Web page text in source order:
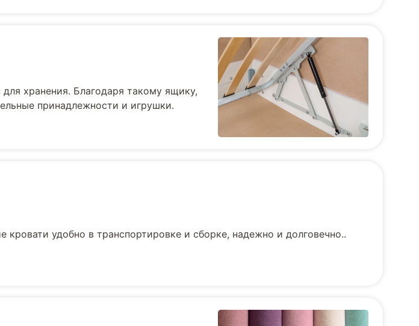
хранения. Благодаря такому ящику,
принадлежности и игрушки.
кровати удобно в транспортировке и сборке, надежно и долговечно..